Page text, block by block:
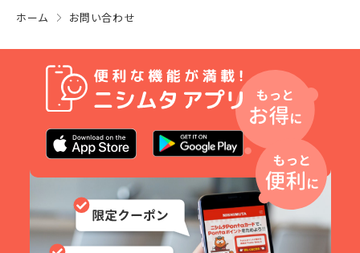
ホーム お問い合わせ